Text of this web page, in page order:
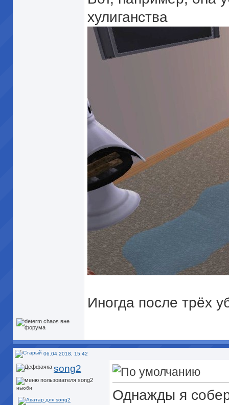
хулиганства
Иногда после трёх
06.04.2018, 15:42
song2
ньюби
Однажды я